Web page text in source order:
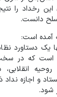
این رخداد را
دانست.
آمده است:
یک دستاورد
است که در
انقلابی،
و اجازه نداد
شود.